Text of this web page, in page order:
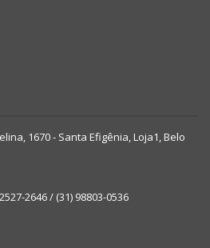
1670 - Santa Efigênia, Loja1, Belo
2646 / (31) 98803-0536